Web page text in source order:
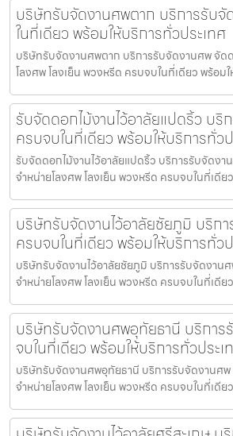
บริษัทรับจัดงานศพตาก บริการรับ
ในที่เดียว พร้อมให้บริการทั่วประเทศ
บริษัทรับจัดงานศพตาก บริการรับจัดงานศพ จัด
โลงศพ โลงเย็น พวงหรีด ครบจบในที่เดียว พร้อม
รับจัดดอกไม้งานไว้อาลัยแปดริ้ว บ
ครบจบในที่เดียว พร้อมให้บริการทั่ว
รับจัดดอกไม้งานไว้อาลัยแปดริ้ว บริการรับจัดง
จำหน่ายโลงศพ โลงเย็น พวงหรีด ครบจบในที่เดีย
บริษัทรับจัดงานไว้อาลัยชัยภูมิ บริก
ครบจบในที่เดียว พร้อมให้บริการทั่ว
บริษัทรับจัดงานไว้อาลัยชัยภูมิ บริการรับจัดงาน
จำหน่ายโลงศพ โลงเย็น พวงหรีด ครบจบในที่เดีย
บริษัทรับจัดงานศพอุทัยธานี บริการ
จบในที่เดียว พร้อมให้บริการทั่วประเ
บริษัทรับจัดงานศพอุทัยธานี บริการรับจัดงานศ
จำหน่ายโลงศพ โลงเย็น พวงหรีด ครบจบในที่เดีย